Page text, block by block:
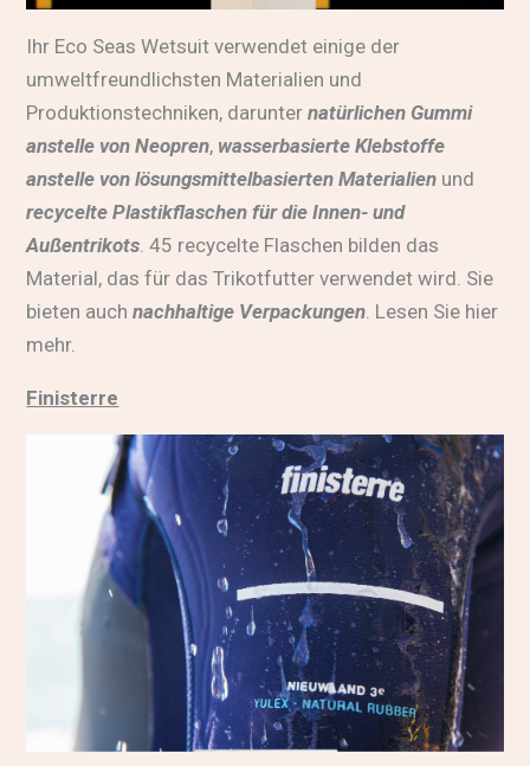
Ihr Eco Seas Wetsuit verwendet einige der
umweltfreundlichsten Materialien und
Produktionstechniken, darunternatürlichen Gummi
anstelle von Neopren, wasserbasierte Klebstoffe
anstelle von lösungsmittelbasierten Materialien und
recycelte Plastikflaschen für die Innen- und
Außentrikots. 45 recycelte Flaschen bilden das
Material, das für das Trikotfutter verwendet wird. Sie
bieten auchnachhaltige Verpackungen. Lesen Sie hier
mehr.
Finisterre